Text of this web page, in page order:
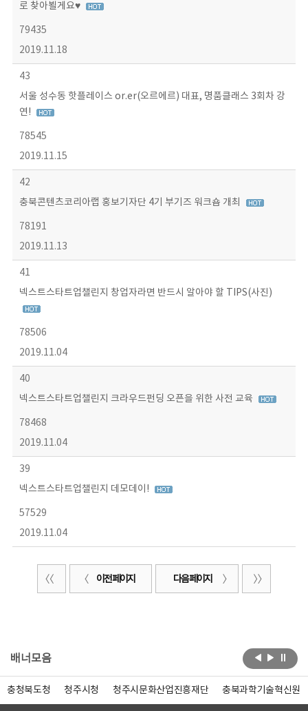
로 찾아뵐게요♥
79435
2019.11.18
43
서울 성수동 핫플레이스 or.er(오르에르) 대표, 명품클래스 3회차 강
연!
78545
2019.11.15
42
충북콘텐츠코리아랩 홍보기자단 4기 부기즈 워크숍 개최
78191
2019.11.13
41
넥스트스타트업챌린지 창업자라면 반드시 알아야 할 TIPS(사진)
78506
2019.11.04
40
넥스트스타트업챌린지 크라우드펀딩 오픈을 위한 사전 교육
78468
2019.11.04
39
넥스트스타트업챌린지 데모데이!
57529
2019.11.04
이전 페이지 다음 페이지
배너모음
충청북도청 청주시청 청주시문화산업진흥재단 충북과학기술혁신원